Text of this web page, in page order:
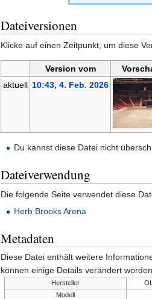
Dateiversionen
Klicke auf einen Zeitpunkt, um diese
Version vom
aktuell 10:43, 4. Feb. 2026
Du kannst diese Datei nicht
Dateiverwendung
Die folgende Seite verwendet diese
Herb Brooks Arena
Metadaten
Diese Datei enthält weitere
können einige Details verändert worden
Hersteller
Modell